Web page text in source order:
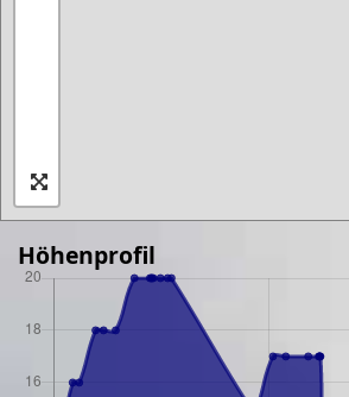
Höhenprofil